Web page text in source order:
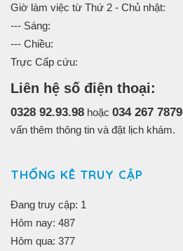
Giờ làm việc từ Thứ 2 - Chủ nhật:
--- Sáng:
--- Chiều:
Trực Cấp cứu:
Liên hệ số điện thoại:
0328 92.93.98 hoặc 034 267 7879
vấn thêm thông tin và đặt lịch khám.
THỐNG KÊ TRUY CẬP
Đang truy cập: 1
Hôm nay: 487
Hôm qua: 377